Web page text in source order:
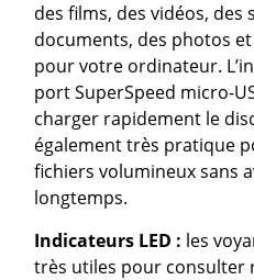
des films, des vidéos, des
documents, des photos
pour votre ordinateur.
port SuperSpeed micro-
charger rapidement le
également très pratique
fichiers volumineux sans
longtemps.
Indicateurs LED : les
très utiles pour consulter